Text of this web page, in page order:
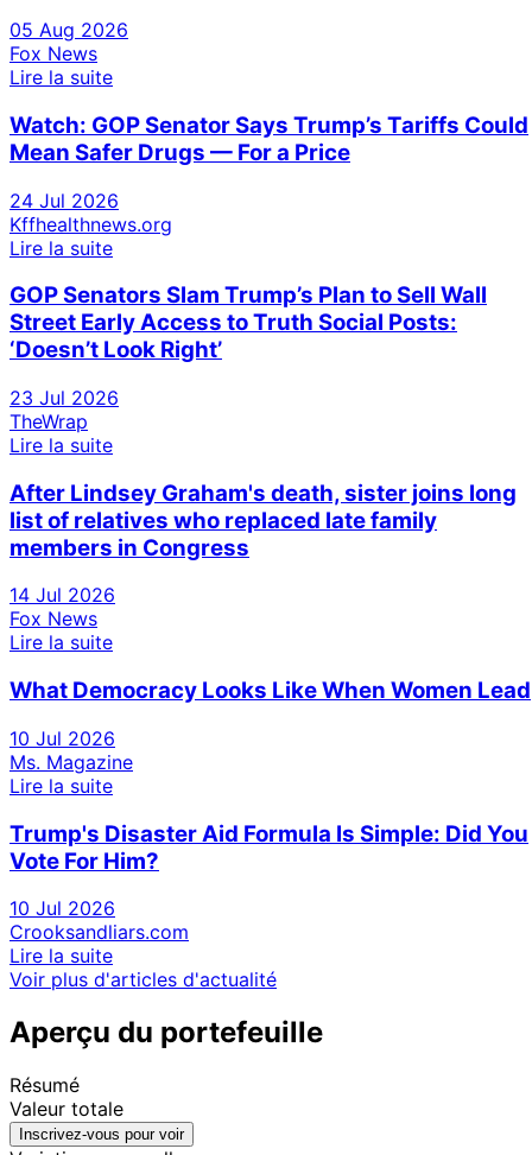
05 Aug 2026
Fox News
Lire la suite
Watch: GOP Senator Says Trump’s Tariffs Could
Mean Safer Drugs — For a Price
24 Jul 2026
Kffhealthnews.org
Lire la suite
GOP Senators Slam Trump’s Plan to Sell Wall
Street Early Access to Truth Social Posts:
‘Doesn’t Look Right’
23 Jul 2026
TheWrap
Lire la suite
After Lindsey Graham's death, sister joins long
list of relatives who replaced late family
members in Congress
14 Jul 2026
Fox News
Lire la suite
What Democracy Looks Like When Women Lead
10 Jul 2026
Ms. Magazine
Lire la suite
Trump's Disaster Aid Formula Is Simple: Did You
Vote For Him?
10 Jul 2026
Crooksandliars.com
Lire la suite
Voir plus d'articles d'actualité
Aperçu du portefeuille
Résumé
Valeur totale
Inscrivez-vous pour voir